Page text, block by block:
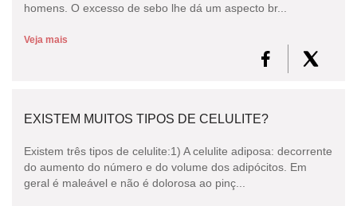
homens. O excesso de sebo lhe dá um aspecto br...
Veja mais
EXISTEM MUITOS TIPOS DE CELULITE?
Existem três tipos de celulite:1) A celulite adiposa: decorrente
do aumento do número e do volume dos adipócitos. Em
geral é maleável e não é dolorosa ao pinç...